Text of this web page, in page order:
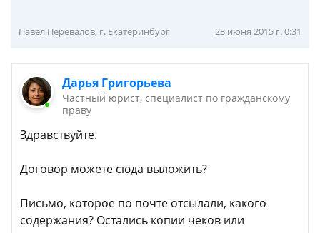
Павел Перевалов, г. Екатеринбург 23 июня 2015 г. 0:31
Дарья Григорьева
Частный юрист, специалист по гражданскому
праву
Здравствуйте.
Договор можете сюда выложить?
Письмо, которое по почте отсылали, какого
содержания? Остались копии чеков или